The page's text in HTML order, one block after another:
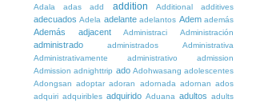
Adala adas add addition Additional additives
adecuados Adela adelante adelantos Adem además
Además adjacent Administraci Administración
administrado administrados
Administrativa
Administrativamente
administrativo
admission
Admission adnighttrip ado Adohwasang adolescentes
Adongsan adoptar adoran adornada adornan ados
adquiri adquiribles adquirido Aduana adultos adults